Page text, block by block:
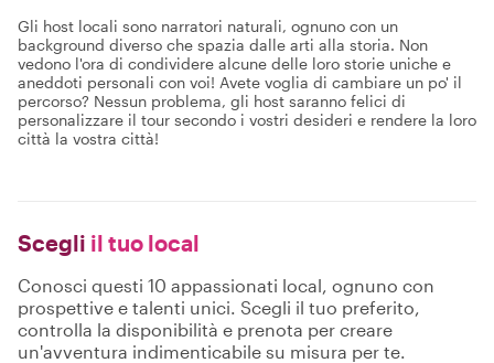
Gli host locali sono narratori naturali, ognuno con un
background diverso che spazia dalle arti alla storia. Non
vedono l'ora di condividere alcune delle loro storie uniche e
aneddoti personali con voi! Avete voglia di cambiare un po' il
percorso? Nessun problema, gli host saranno felici di
personalizzare il tour secondo i vostri desideri e rendere la loro
città la vostra città!
Scegli il tuo local
Conosci questi 10 appassionati local, ognuno con
prospettive e talenti unici. Scegli il tuo preferito,
controlla la disponibilità e prenota per creare
un'avventura indimenticabile su misura per te.